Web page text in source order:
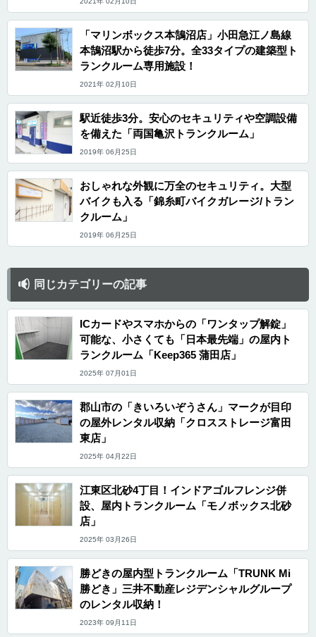
「マリンボックス本鵠沼店」小田急江ノ島線
本鵠沼駅から徒歩7分。全33タイプの建築型ト
ランクルーム専用施設！
2021年 02月10日
駅近徒歩3分。安心のセキュリティや空調設備
を備えた「両国亀沢トランクルーム」
2019年 06月25日
おしゃれな外観に万全のセキュリティ。大型
バイクも入る「錦糸町バイクガレージ/トラン
クルーム」
2019年 06月25日
同じカテゴリーの記事
ICカードやスマホからの「ワンタップ解錠」
可能な、小さくても「日本最先端」の屋内ト
ランクルーム「Keep365 蒲田店」
2025年 07月01日
郡山市の「きいろいぞうさん」マークが目印
の屋外レンタル収納「クロスストレージ富田
東店」
2025年 04月22日
江東区北砂4丁目！インドアゴルフレンジ併
設、屋内トランクルーム「モノボックス北砂
店」
2025年 03月26日
勝どきの屋内型トランクルーム「TRUNK Mi
勝どき」三井不動産レジデンシャルグループ
のレンタル収納！
2023年 09月11日